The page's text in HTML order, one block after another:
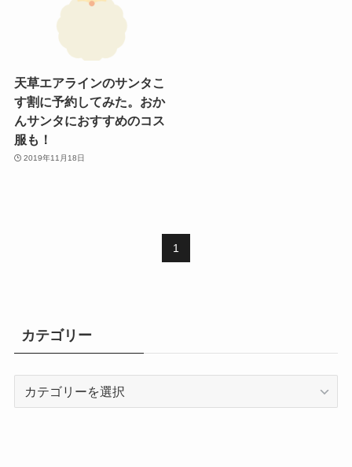
天草エアラインのサンタこ
す割に予約してみた。おか
んサンタにおすすめのコス
服も！
2019年11月18日
1
カテゴリー